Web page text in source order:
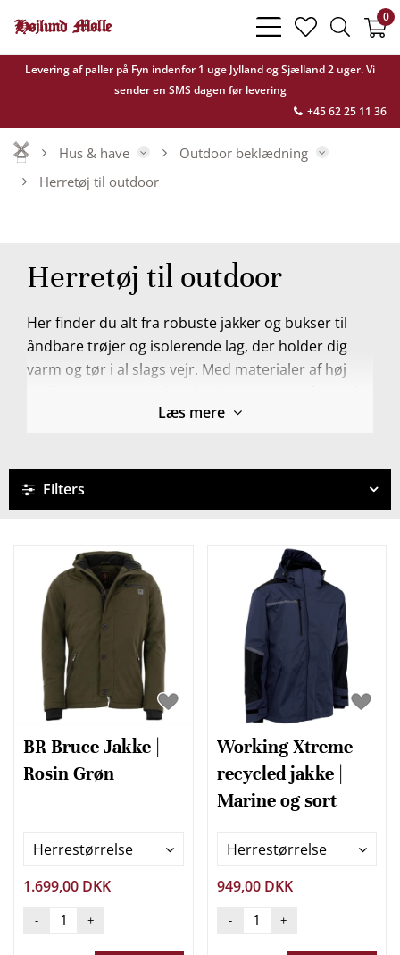
Levering af paller på Fyn indenfor 1 uge Jylland og Sjælland 2 uger. Vi
sender en SMS dagen før levering
+45 62 25 11 36
bars
light
heart
light
search
light
0
Hus & have
Outdoor beklædning
Herretøj til outdoor
Herretøj til outdoor
Her finder du alt fra robuste jakker og bukser til
åndbare trøjer og isolerende lag, der holder dig
varm og tør i al slags vejr. Med materialer af høj
sikrer optimal bevægelsesfrihed, kan du tage
næste eventyr!
Læs mere
Filters
BR Bruce Jakke |
Rosin Grøn
Herrestørrelse
1.699,00 DKK
- +
Working Xtreme
recycled jakke |
Marine og sort
Herrestørrelse
949,00 DKK
- +